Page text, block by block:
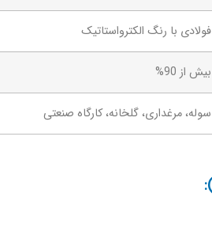
فولادی با رنگ الکترواستاتیک
بیش از 90%
سوله، مرغداری، گلخانه، کارگاه صنعتی